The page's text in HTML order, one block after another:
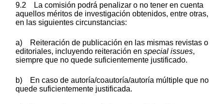
9.2 La comisión podrá penalizar o no tener en cuenta
aquellos méritos de investigación obtenidos, entre otras,
en las siguientes circunstancias:
a) Reiteración de publicación en las mismas revistas o
editoriales, incluyendo reiteración en special issues,
siempre que no quede suficientemente justificado.
b) En caso de autoría/coautoría/autoría múltiple que no
quede suficientemente justificada.